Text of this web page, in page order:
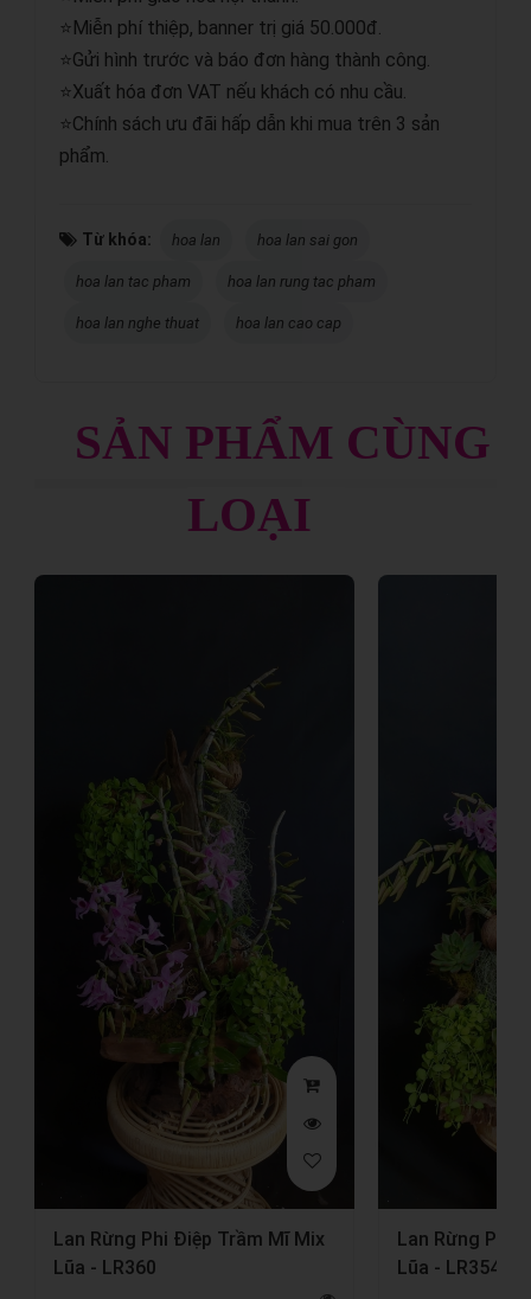
⭐Miễn phí thiệp, banner trị giá 50.000đ.
⭐Gửi hình trước và báo đơn hàng thành công.
⭐Xuất hóa đơn VAT nếu khách có nhu cầu.
⭐Chính sách ưu đãi hấp dẫn khi mua trên 3 sản
phẩm.
Từ khóa: hoa lan hoa lan sai gon
hoa lan tac pham hoa lan rung tac pham
hoa lan nghe thuat hoa lan cao cap
SẢN PHẨM CÙNG
LOẠI
Lan Rừng Phi Điệp Trầm Mĩ Mix
Lũa - LR360
Lan Rừng Phi
Lũa - LR354